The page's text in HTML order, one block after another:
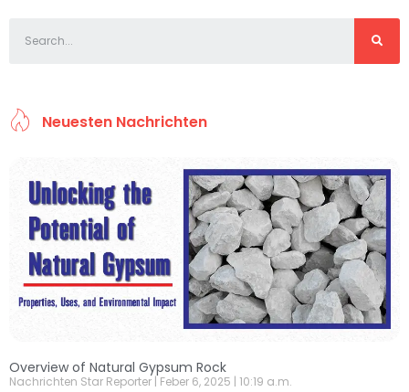
Neuesten Nachrichten
Overview of Natural Gypsum Rock
Nachrichten Star Reporter Feber 6, 2025 10:19 a.m.